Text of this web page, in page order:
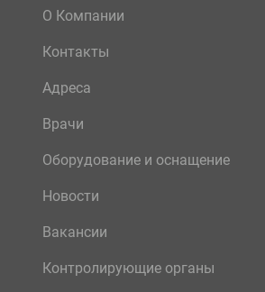
О Компании
Контакты
Адреса
Врачи
Оборудование и оснащение
Новости
Вакансии
Контролирующие органы